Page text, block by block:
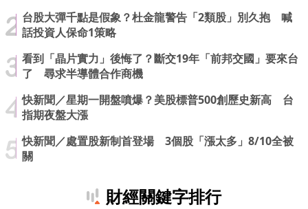
台股大彈千點是假象？杜金龍警告「2類股」別久抱 喊
話投資人保命1策略
看到「晶片實力」後悔了？斷交19年「前邦交國」要來台
了 尋求半導體合作商機
快新聞／星期一開盤噴爆？美股標普500創歷史新高 台
指期夜盤大漲
快新聞／處置股新制首登場 3個股「漲太多」8/10全被
關
財經關鍵字排行